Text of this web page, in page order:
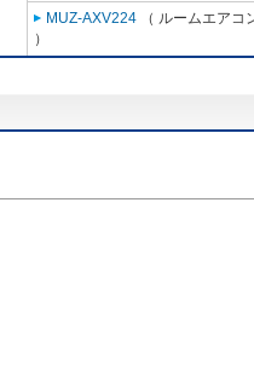
MUZ-AXV224 （ ルームエアコ
）